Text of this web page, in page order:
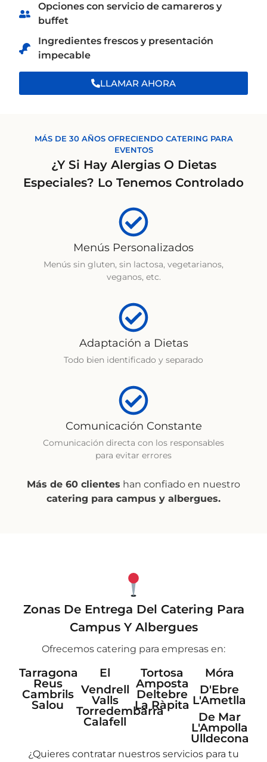
Opciones con servicio de camareros y
buffet
Ingredientes frescos y presentación
impecable
LLAMAR AHORA
MÁS DE 30 AÑOS OFRECIENDO CATERING PARA
EVENTOS
¿Y Si Hay Alergias O Dietas
Especiales? Lo Tenemos Controlado
Menús Personalizados
Menús sin gluten, sin lactosa, vegetarianos,
veganos, etc.
Adaptación a Dietas
Todo bien identificado y separado
Comunicación Constante
Comunicación directa con los responsables
para evitar errores
Más de 60 clientes han confiado en nuestro
catering para campus y albergues.
Zonas De Entrega Del Catering Para
Campus Y Albergues
Ofrecemos catering para empresas en:
Tarragona
Reus
Cambrils
Salou
El
Vendrell
Valls
Torredembarra
Calafell
Tortosa
Amposta
Deltebre
La Ràpita
Móra
D'Ebre
L'Ametlla
De Mar
L'Ampolla
Ulldecona
¿Quieres contratar nuestros servicios para tu